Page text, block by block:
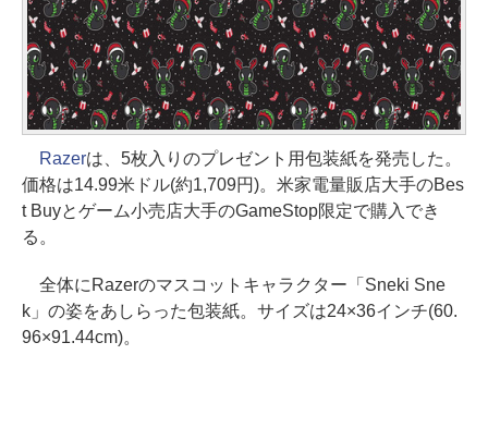
Razerは、5枚入りのプレゼント用包装紙を発売した。
価格は14.99米ドル(約1,709円)。米家電量販店大手のBes
t Buyとゲーム小売店大手のGameStop限定で購入でき
る。
全体にRazerのマスコットキャラクター「Sneki Sne
k」の姿をあしらった包装紙。サイズは24×36インチ(60.
96×91.44cm)。